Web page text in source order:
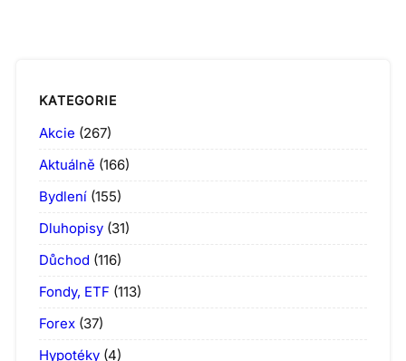
KATEGORIE
Akcie (267)
Aktuálně (166)
Bydlení (155)
Dluhopisy (31)
Důchod (116)
Fondy, ETF (113)
Forex (37)
Hypotéky (4)